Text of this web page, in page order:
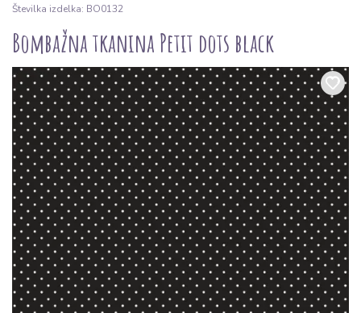
Številka izdelka: BO0132
Bombažna tkanina Petit dots black